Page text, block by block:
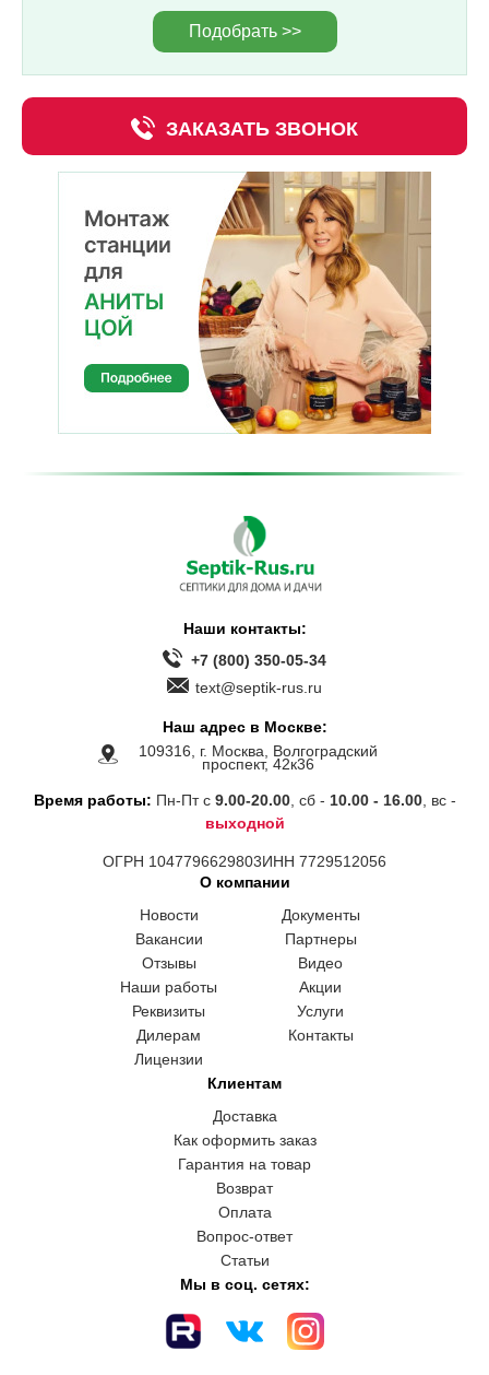
Подобрать >>
ЗАКАЗАТЬ ЗВОНОК
Наши контакты:
+7 (800) 350-05-34
text@septik-rus.ru
Наш адрес в Москве:
109316, г. Москва, Волгоградский
проспект, 42к36
Время работы: Пн-Пт с 9.00-20.00, сб - 10.00 - 16.00, вс -
выходной
ОГРН 1047796629803ИНН 7729512056
О компании
Новости
Документы
Вакансии
Партнеры
Отзывы
Видео
Наши работы
Акции
Реквизиты
Услуги
Дилерам
Контакты
Лицензии
Клиентам
Доставка
Как оформить заказ
Гарантия на товар
Возврат
Оплата
Вопрос-ответ
Статьи
Мы в соц. сетях: